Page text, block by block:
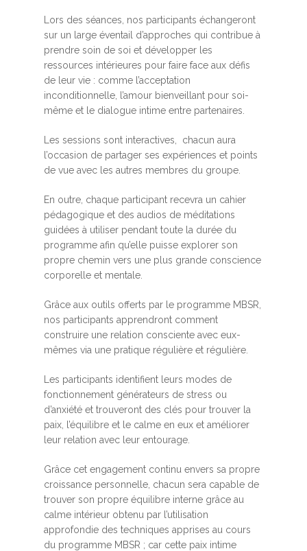
Lors des séances, nos participants échangeront
sur un large éventail d’approches qui contribue à
prendre soin de soi et développer les
ressources intérieures pour faire face aux défis
de leur vie : comme l’acceptation
inconditionnelle, l’amour bienveillant pour soi-
même et le dialogue intime entre partenaires.
Les sessions sont interactives, chacun aura
l’occasion de partager ses expériences et points
de vue avec les autres membres du groupe.
En outre, chaque participant recevra un cahier
pédagogique et des audios de méditations
guidées à utiliser pendant toute la durée du
programme afin qu’elle puisse explorer son
propre chemin vers une plus grande conscience
corporelle et mentale.
Grâce aux outils offerts par le programme MBSR,
nos participants apprendront comment
construire une relation consciente avec eux-
mêmes via une pratique régulière et régulière.
Les participants identifient leurs modes de
fonctionnement générateurs de stress ou
d’anxiété et trouveront des clés pour trouver la
paix, l’équilibre et le calme en eux et améliorer
leur relation avec leur entourage.
Grâce cet engagement continu envers sa propre
croissance personnelle, chacun sera capable de
trouver son propre équilibre interne grâce au
calme intérieur obtenu par l’utilisation
approfondie des techniques apprises au cours
du programme MBSR ; car cette paix intime